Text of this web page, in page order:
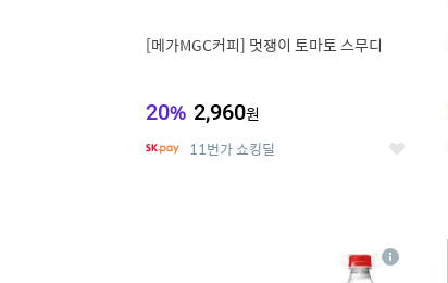
[메가MGC커피] 멋쟁이 토마토 스무디
20% 2,960원
11번가 쇼킹딜 좋
상